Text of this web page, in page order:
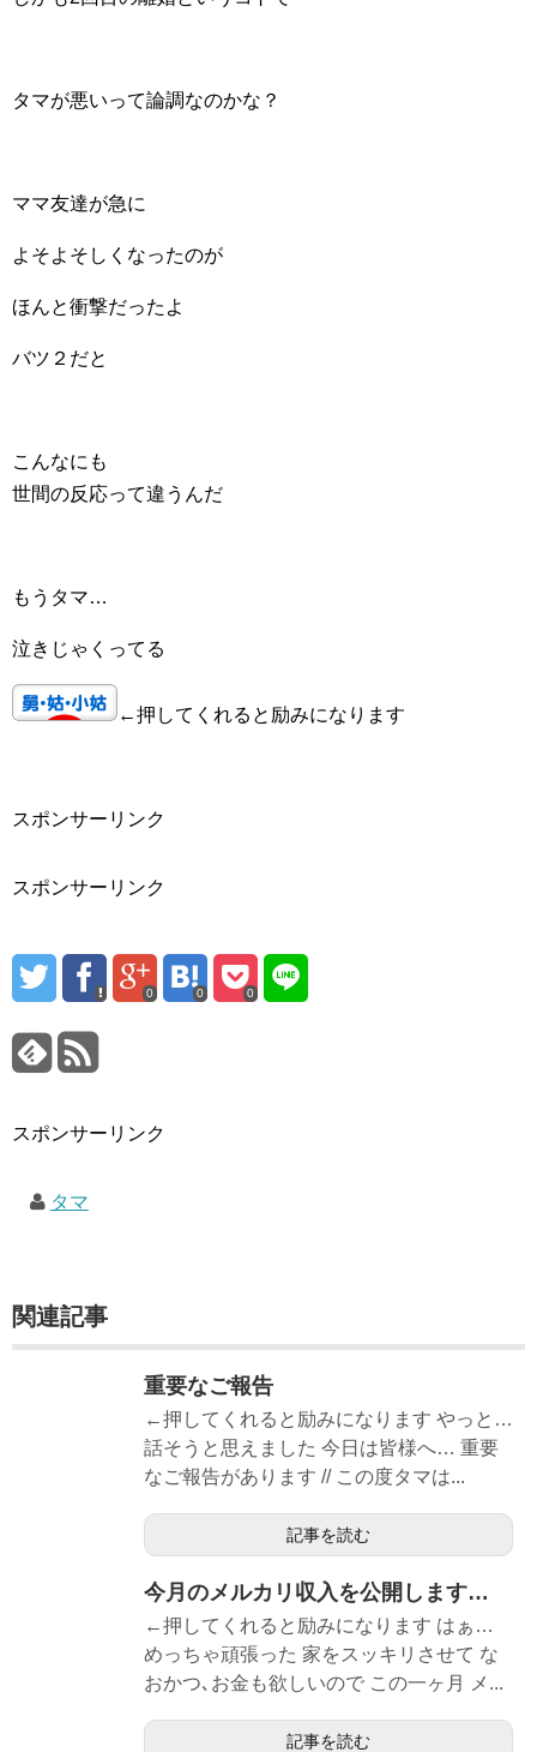
タマが悪いって論調なのかな？
ママ友達が急に
よそよそしくなったのが
ほんと衝撃だったよ
バツ２だと
こんなにも
世間の反応って違うんだ
もうタマ…
泣きじゃくってる
←押してくれると励みになります
スポンサーリンク
スポンサーリンク
0 0 0
スポンサーリンク
タマ
関連記事
重要なご報告
←押してくれると励みになります やっと…
話そうと思えました 今日は皆様へ… 重要
なご報告があります // この度タマは...
記事を読む
今月のメルカリ収入を公開します…
←押してくれると励みになります はぁ…
めっちゃ頑張った 家をスッキリさせて な
おかつ､お金も欲しいので この一ヶ月 メ...
記事を読む